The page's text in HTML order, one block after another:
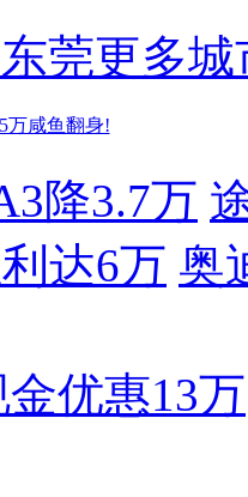
东莞更多城
万咸鱼翻身!
降3.7万
达6万 奥
优惠13万